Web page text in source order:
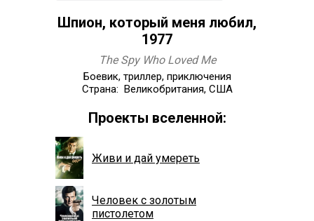
Шпион, который меня любил,
1977
The Spy Who Loved Me
Боевик, триллер, приключения
Страна: Великобритания, США
Проекты вселенной:
Живи и дай умереть
Человек с золотым
пистолетом